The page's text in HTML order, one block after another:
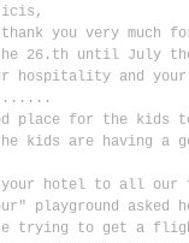
you very much
26.th until July
hospitality and
place for the kids
kids are having a
hotel to all our
playground asked
trying to get a